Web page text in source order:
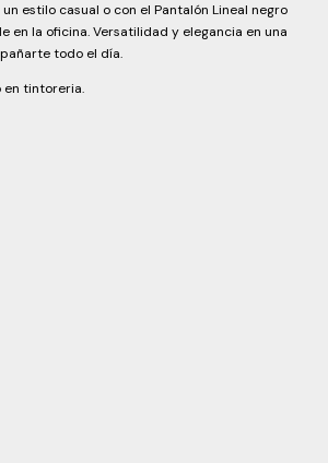
estilo casual o con el Pantalón Lineal negro
en la oficina. Versatilidad y elegancia en una
todo el día.
en tintoreria.